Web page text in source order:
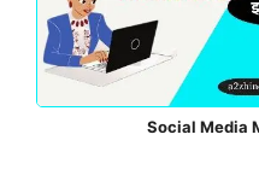
Social Media